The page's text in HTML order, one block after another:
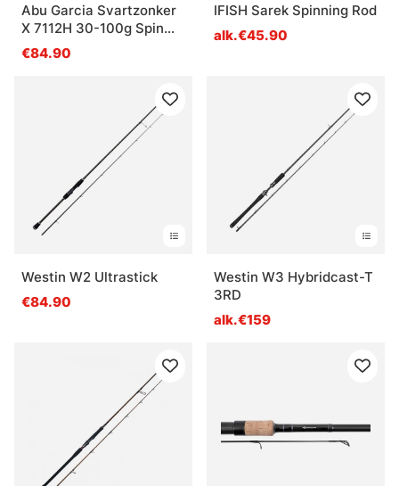
Abu Garcia Svartzonker
X 7112H 30-100g Spin
Rod
€84.90
IFISH Sarek Spinning Rod
alk.€45.90
Westin W2 Ultrastick
€84.90
Westin W3 Hybridcast-T
3RD
alk.€159